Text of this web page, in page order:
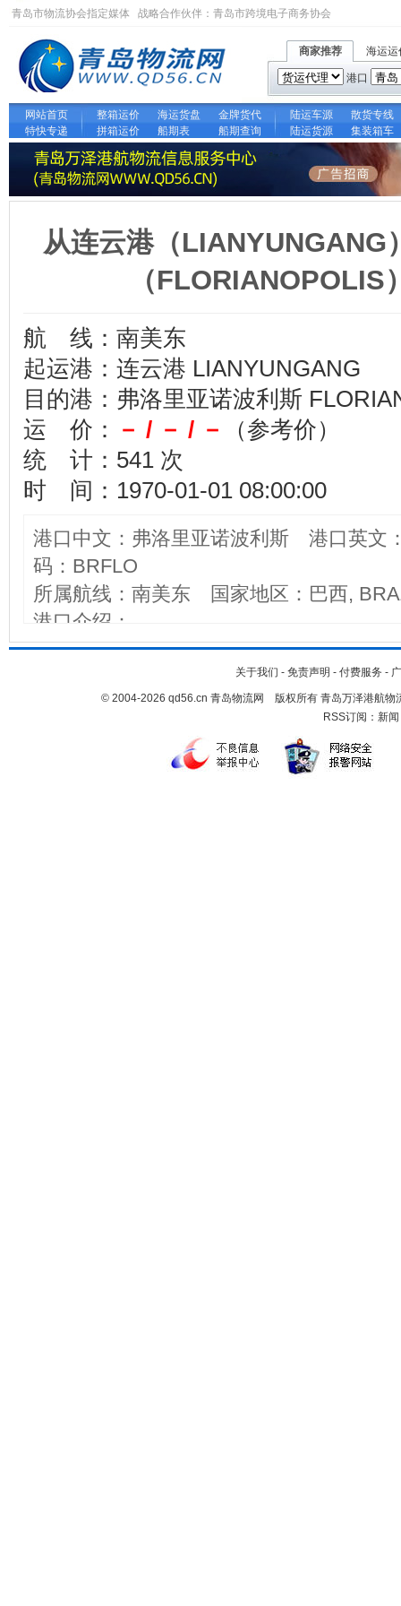
青岛市物流协会指定媒体 战略合作伙伴： 青岛市跨境电子商务协会
商家推荐 海运运
港口
网站首页 整箱运价 海运货盘 金牌货代 陆运车源
散货专线
特快专递
拼箱运价 船期表 船期查询 陆运货源 集装箱车
从连云港（LIANYUNGANG
（FLORIANOPOLIS
航 线：南美东
起运港：连云港 LIANYUNGANG
目的港：弗洛里亚诺波利斯
运 价：
－ / － / －
（参考价）
统 计：541 次
时 间：1970-01-01 08:00:00
港口中文：弗洛里亚诺波利斯 港口英文
码：BRFLO
所属航线：南美东 国家地区：巴西,
港口介绍：
关于我们 - 免责声明 - 付费服务 -
© 2004-2026 qd56.cn 青岛物流网 版权所有 青岛万泽港航物
RSS订阅： 新闻